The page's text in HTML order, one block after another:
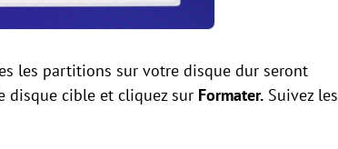
les partitions sur votre disque dur seront
disque cible et cliquez sur Formater. Suivez les